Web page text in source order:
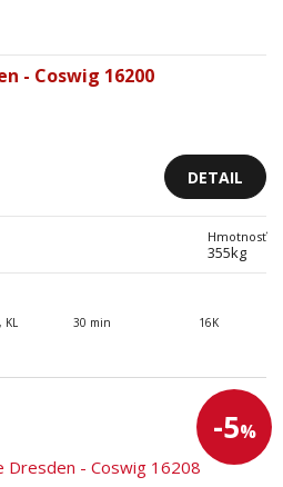
- Coswig 16200
DETAIL
Hmotnosť
355kg
KL 30 min 16K
-5%